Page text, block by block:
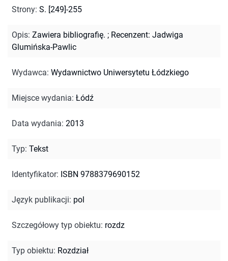
Strony: S. [249]-255
Opis: Zawiera bibliografię. ; Recenzent: Jadwiga
Glumińska-Pawlic
Wydawca: Wydawnictwo Uniwersytetu Łódzkiego
Miejsce wydania: Łódź
Data wydania: 2013
Typ: Tekst
Identyfikator: ISBN 9788379690152
Język publikacji: pol
Szczegółowy typ obiektu: rozdz
Typ obiektu: Rozdział